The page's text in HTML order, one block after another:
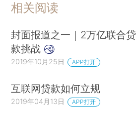
相关阅读
封面报道之一｜2万亿联合贷
款挑战
2019年10月25日 APP打开
互联网贷款如何立规
2019年04月13日 APP打开